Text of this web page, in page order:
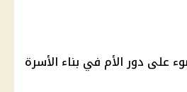
على دور الأم في بناء الأسرة